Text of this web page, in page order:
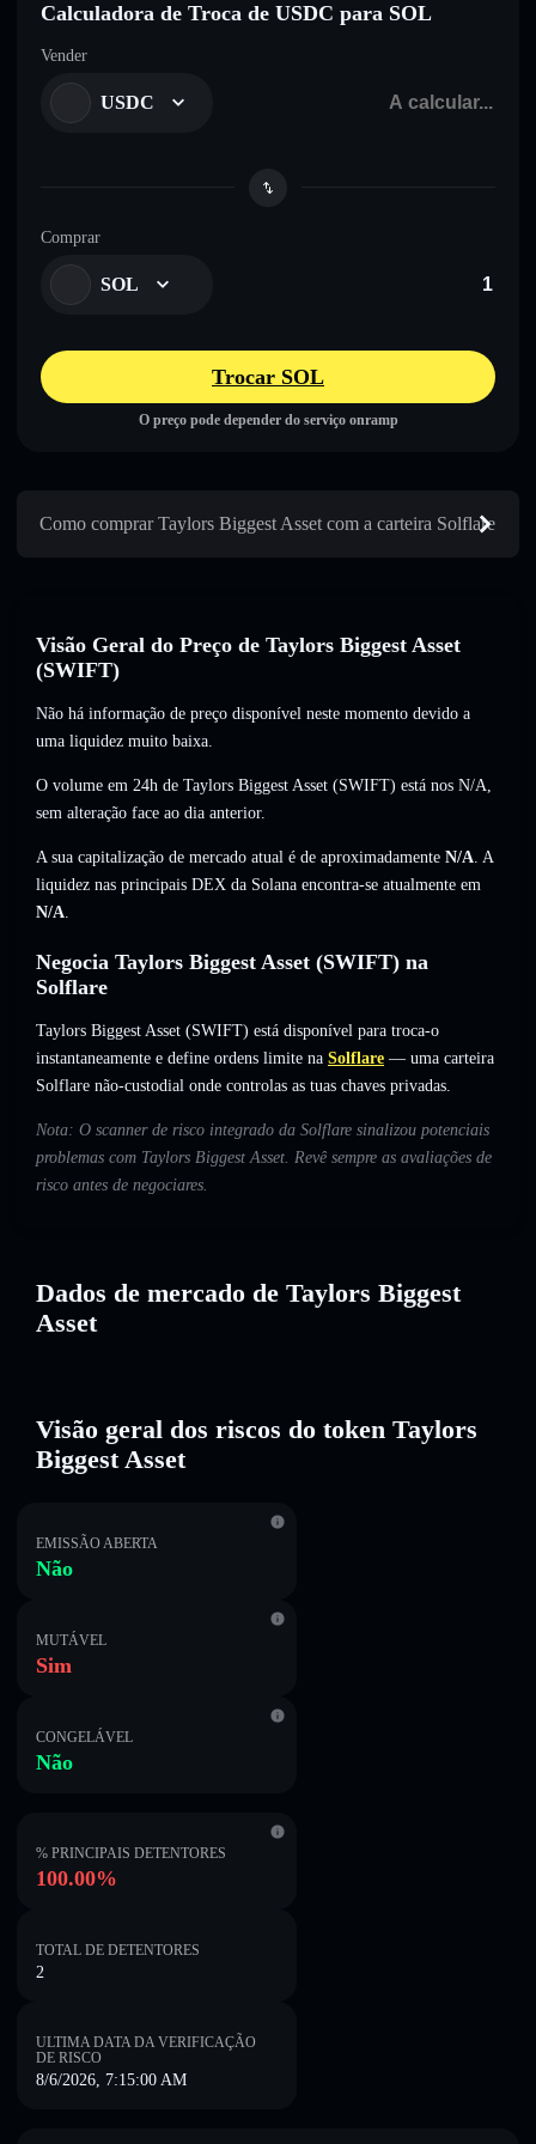
Calculadora de Troca de USDC para SOL
Vender
USDC
Comprar
SOL
Trocar SOL
O preço pode depender do serviço onramp
Como comprar Taylors Biggest Asset com a carteira Solflare
Visão Geral do Preço de Taylors Biggest Asset
(SWIFT)
Não há informação de preço disponível neste momento devido a
uma liquidez muito baixa.
O volume em 24h de Taylors Biggest Asset (SWIFT) está nos N/A,
sem alteração face ao dia anterior.
A sua capitalização de mercado atual é de aproximadamente N/A. A
liquidez nas principais DEX da Solana encontra-se atualmente em
N/A.
Negocia Taylors Biggest Asset (SWIFT) na
Solflare
Taylors Biggest Asset (SWIFT) está disponível para troca-o
instantaneamente e define ordens limite na Solflare — uma carteira
Solflare não-custodial onde controlas as tuas chaves privadas.
Nota: O scanner de risco integrado da Solflare sinalizou potenciais
problemas com Taylors Biggest Asset. Revê sempre as avaliações de
risco antes de negociares.
Dados de mercado de Taylors Biggest
Asset
Visão geral dos riscos do token Taylors
Biggest Asset
EMISSÃO ABERTA
Não
MUTÁVEL
Sim
CONGELÁVEL
Não
% PRINCIPAIS DETENTORES
100.00%
TOTAL DE DETENTORES
2
ULTIMA DATA DA VERIFICAÇÃO
DE RISCO
8/6/2026, 7:15:00 AM